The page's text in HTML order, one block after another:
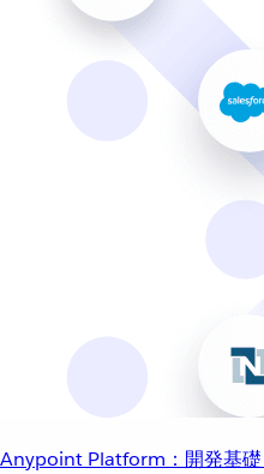
Anypoint Platform：開発基